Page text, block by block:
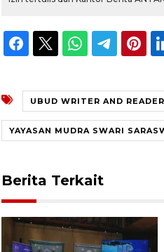
UBUD WRITER AND
YAYASAN MUDRA SWARI
Berita Terkait